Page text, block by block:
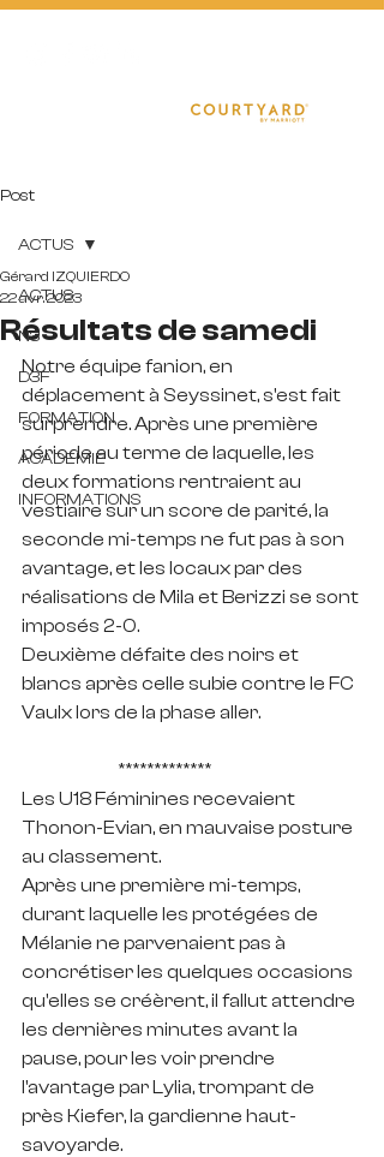
Post
ACTUS
N3
D3F
FORMATION
ACADEMIE
INFORMATIONS
ACTUS
Résultats de samedi
Gérard IZQUIERDO
22 avr. 2023
Notre équipe fanion, en
déplacement à Seyssinet, s'est fait
surprendre. Après une première
période au terme de laquelle, les
deux formations rentraient au
vestiaire sur un score de parité, la
seconde mi-temps ne fut pas à son
avantage, et les locaux par des
réalisations de Mila et Berizzi se sont
imposés 2-0.
Deuxième défaite des noirs et
blancs après celle subie contre le FC
Vaulx lors de la phase aller.
		*************
Les U18 Féminines recevaient
Thonon-Evian, en mauvaise posture
au classement.
Après une première mi-temps,
durant laquelle les protégées de
Mélanie ne parvenaient pas à
concrétiser les quelques occasions
qu'elles se créèrent, il fallut attendre
les dernières minutes avant la
pause, pour les voir prendre
l'avantage par Lylia, trompant de
près Kiefer, la gardienne haut-
savoyarde.